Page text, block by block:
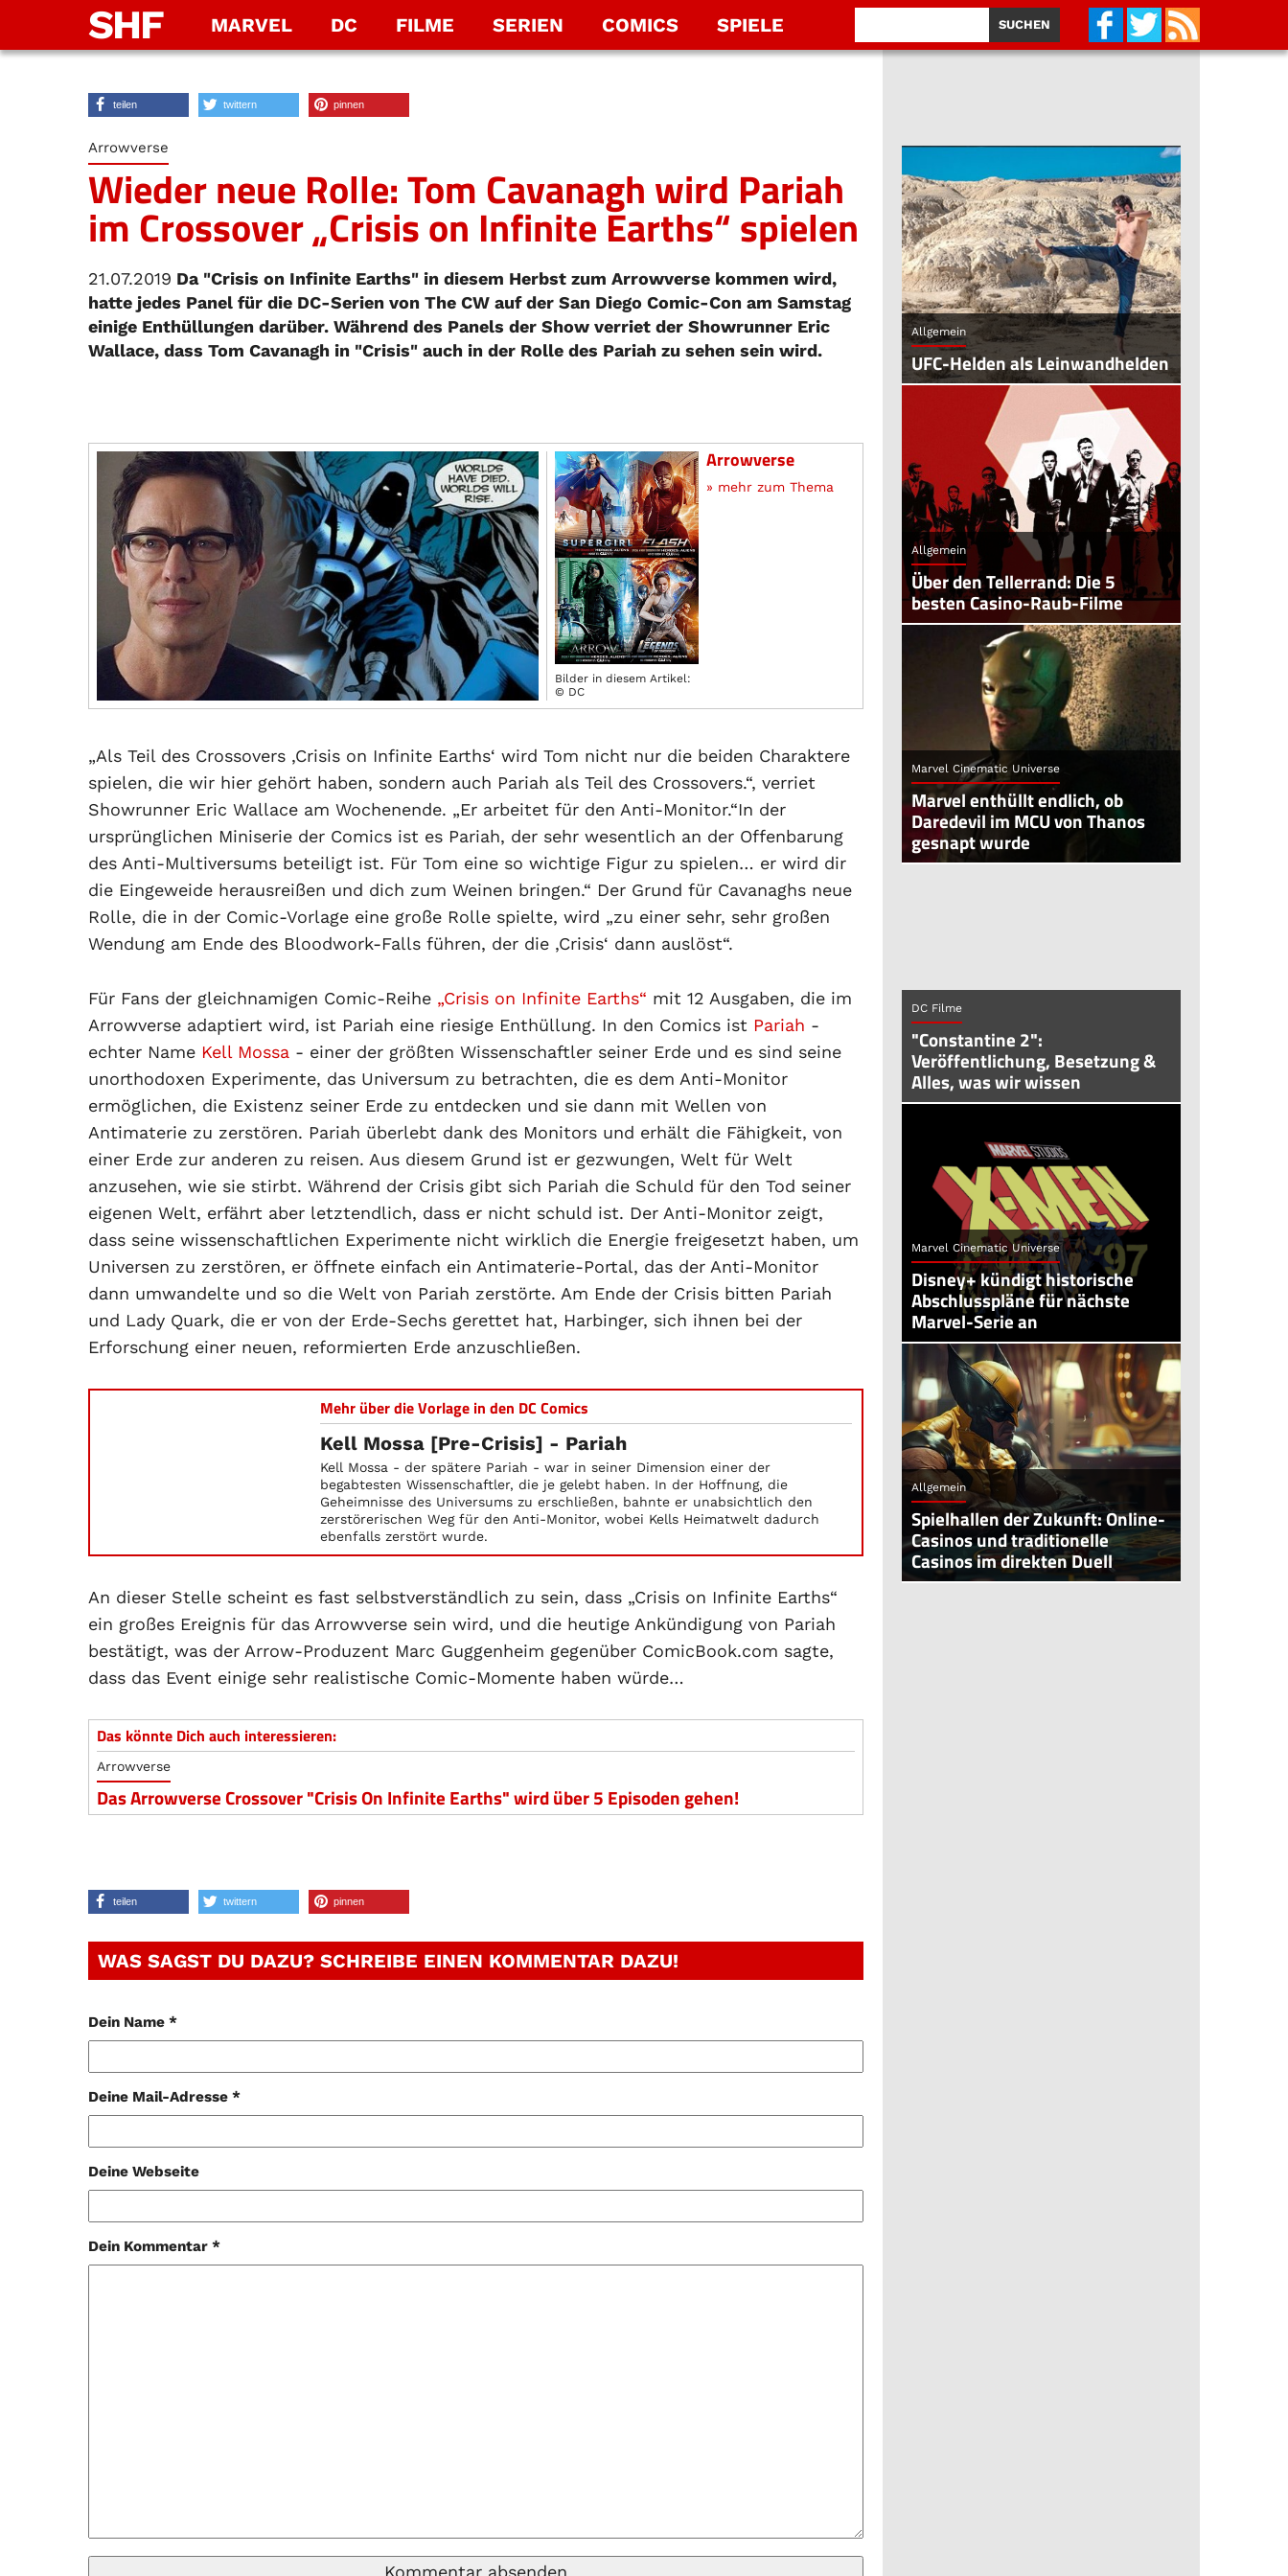
SHF MARVEL DC FILME SERIEN COMICS SPIELE
teilen twittern pinnen
Arrowverse
Wieder neue Rolle: Tom Cavanagh wird Pariah
im Crossover „Crisis on Infinite Earths“ spielen
21.07.2019 Da "Crisis on Infinite Earths" in diesem Herbst zum Arrowverse kommen wird,
hatte jedes Panel für die DC-Serien von The CW auf der San Diego Comic-Con am Samstag
einige Enthüllungen darüber. Während des Panels der Show verriet der Showrunner Eric
Wallace, dass Tom Cavanagh in "Crisis" auch in der Rolle des Pariah zu sehen sein wird.
Bilder in diesem Artikel:
© DC
Arrowverse
» mehr zum Thema
„Als Teil des Crossovers ‚Crisis on Infinite Earths‘ wird Tom nicht nur die beiden Charaktere
spielen, die wir hier gehört haben, sondern auch Pariah als Teil des Crossovers.“, verriet
Showrunner Eric Wallace am Wochenende. „Er arbeitet für den Anti-Monitor.“In der
ursprünglichen Miniserie der Comics ist es Pariah, der sehr wesentlich an der Offenbarung
des Anti-Multiversums beteiligt ist. Für Tom eine so wichtige Figur zu spielen… er wird dir
die Eingeweide herausreißen und dich zum Weinen bringen.“ Der Grund für Cavanaghs neue
Rolle, die in der Comic-Vorlage eine große Rolle spielte, wird „zu einer sehr, sehr großen
Wendung am Ende des Bloodwork-Falls führen, der die ‚Crisis‘ dann auslöst“.
Für Fans der gleichnamigen Comic-Reihe „Crisis on Infinite Earths“ mit 12 Ausgaben, die im
Arrowverse adaptiert wird, ist Pariah eine riesige Enthüllung. In den Comics ist Pariah -
echter Name Kell Mossa - einer der größten Wissenschaftler seiner Erde und es sind seine
unorthodoxen Experimente, das Universum zu betrachten, die es dem Anti-Monitor
ermöglichen, die Existenz seiner Erde zu entdecken und sie dann mit Wellen von
Antimaterie zu zerstören. Pariah überlebt dank des Monitors und erhält die Fähigkeit, von
einer Erde zur anderen zu reisen. Aus diesem Grund ist er gezwungen, Welt für Welt
anzusehen, wie sie stirbt. Während der Crisis gibt sich Pariah die Schuld für den Tod seiner
eigenen Welt, erfährt aber letztendlich, dass er nicht schuld ist. Der Anti-Monitor zeigt,
dass seine wissenschaftlichen Experimente nicht wirklich die Energie freigesetzt haben, um
Universen zu zerstören, er öffnete einfach ein Antimaterie-Portal, das der Anti-Monitor
dann umwandelte und so die Welt von Pariah zerstörte. Am Ende der Crisis bitten Pariah
und Lady Quark, die er von der Erde-Sechs gerettet hat, Harbinger, sich ihnen bei der
Erforschung einer neuen, reformierten Erde anzuschließen.
Mehr über die Vorlage in den DC Comics
Kell Mossa [Pre-Crisis] - Pariah
Kell Mossa - der spätere Pariah - war in seiner Dimension einer der
begabtesten Wissenschaftler, die je gelebt haben. In der Hoffnung, die
Geheimnisse des Universums zu erschließen, bahnte er unabsichtlich den
zerstörerischen Weg für den Anti-Monitor, wobei Kells Heimatwelt dadurch
ebenfalls zerstört wurde.
An dieser Stelle scheint es fast selbstverständlich zu sein, dass „Crisis on Infinite Earths“
ein großes Ereignis für das Arrowverse sein wird, und die heutige Ankündigung von Pariah
bestätigt, was der Arrow-Produzent Marc Guggenheim gegenüber ComicBook.com sagte,
dass das Event einige sehr realistische Comic-Momente haben würde…
Das könnte Dich auch interessieren:
Arrowverse
Das Arrowverse Crossover "Crisis On Infinite Earths" wird über 5 Episoden gehen!
teilen twittern pinnen
WAS SAGST DU DAZU? SCHREIBE EINEN KOMMENTAR DAZU!
Dein Name *
Deine Mail-Adresse *
Deine Webseite
Dein Kommentar *
Allgemein
UFC-Helden als Leinwandhelden
Allgemein
Über den Tellerrand: Die 5
besten Casino-Raub-Filme
Marvel Cinematic Universe
Marvel enthüllt endlich, ob
Daredevil im MCU von Thanos
gesnapt wurde
DC Filme
"Constantine 2":
Veröffentlichung, Besetzung &
Alles, was wir wissen
Marvel Cinematic Universe
Disney+ kündigt historische
Abschlusspläne für nächste
Marvel-Serie an
Allgemein
Spielhallen der Zukunft: Online-
Casinos und traditionelle
Casinos im direkten Duell